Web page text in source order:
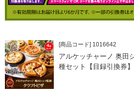
[商品コード] 1016642
アルケッチャーノ 奥田
種セット【目録引換券】